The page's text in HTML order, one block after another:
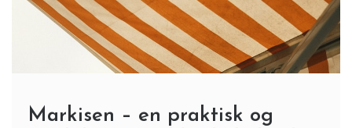
Markisen – en praktisk og